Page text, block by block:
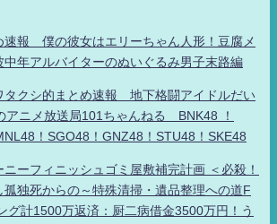
速報 僕の彼女はエリーちゃん人形！豆腐メ
中年アルバイターのぬいぐるみ男子末路編
クシ的まとめ速報 地下格闘アイドルだい
ニメ放送局101ちゃんねる BNK48 ！
！SGO48！GNZ48！STU48！SKE48
ニーフィニッシュゴミ屋敷補完計画 ＜必殺！
独死からの～特殊清掃・遺品整理への道F
グ計1500万返済：厨二病借金3500万円！う